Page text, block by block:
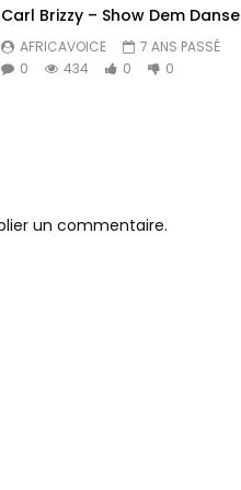
Carl Brizzy – Show Dem Danse
AFRICAVOICE
7 ANS PASSÉ
0
434 0 0
un commentaire.